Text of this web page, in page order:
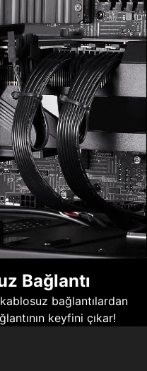
Bağlantı
bağlantılardan
keyfini çıkar!